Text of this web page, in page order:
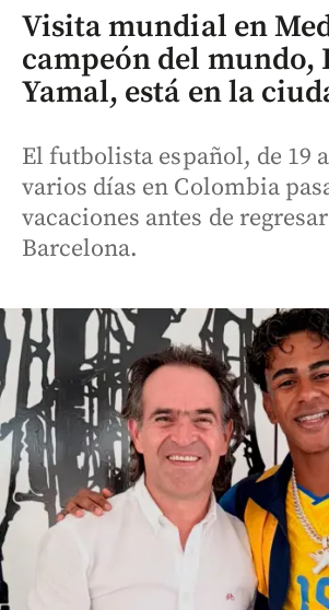
Visita mundial en
campeón del mundo,
Yamal, está en la
El futbolista español, de 19
varios días en Colombia
vacaciones antes de
Barcelona.